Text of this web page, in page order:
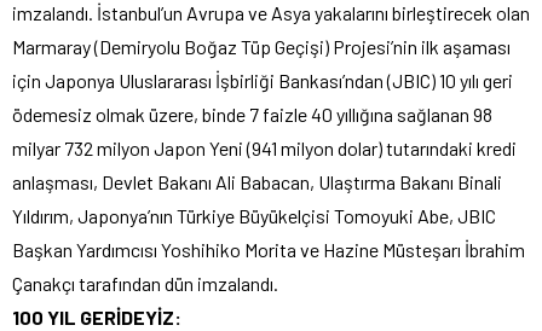
imzalandı. İstanbul’un Avrupa ve Asya yakalarını birleştirecek olan
Marmaray (Demiryolu Boğaz Tüp Geçişi) Projesi’nin ilk aşaması
için Japonya Uluslararası İşbirliği Bankası’ndan (JBIC) 10 yılı geri
ödemesiz olmak üzere, binde 7 faizle 40 yıllığına sağlanan 98
milyar 732 milyon Japon Yeni (941 milyon dolar) tutarındaki kredi
anlaşması, Devlet Bakanı Ali Babacan, Ulaştırma Bakanı Binali
Yıldırım, Japonya’nın Türkiye Büyükelçisi Tomoyuki Abe, JBIC
Başkan Yardımcısı Yoshihiko Morita ve Hazine Müsteşarı İbrahim
Çanakçı tarafından dün imzalandı.
100 YIL GERİDEYİZ: